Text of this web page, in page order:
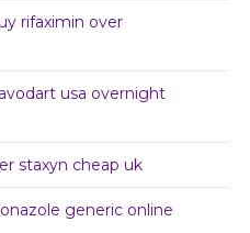
rifaximin over
usa overnight
staxyn cheap uk
generic online